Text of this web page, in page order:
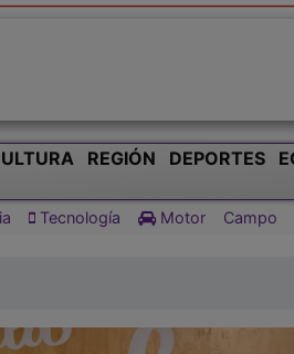
REGIÓN DEPORTES
Tecnología Motor Campo